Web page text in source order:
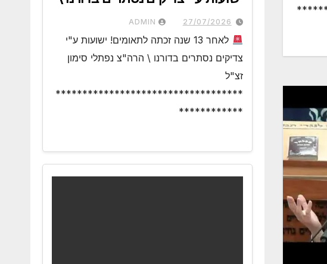
הרה"צ נפתלי סימון זצ"ל
27/07/2026
ADMIN
לאחר 13 שנה זכתה לתאומים! ישועות ע"י
צדיקים נסתרים בדורנו \ הרה"צ נפתלי סימון
זצ"ל
***********************************
************